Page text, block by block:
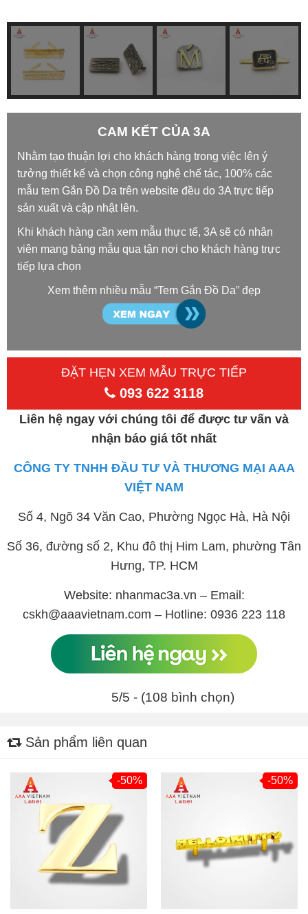
CAM KẾT CỦA 3A
Nhằm tạo thuận lợi cho khách hàng trong việc lên ý
tưởng thiết kế và chọn công nghệ chế tác, 100% các
mẫu tem Gắn Đồ Da trên website đều do 3A trực tiếp
sản xuất và cập nhật lên.
Khi khách hàng cần xem mẫu thực tế, 3A sẽ có nhân
viên mang bảng mẫu qua tận nơi cho khách hàng trực
tiếp lựa chọn
Xem thêm nhiều mẫu “Tem Gắn Đồ Da” đẹp
ĐẶT HẸN XEM MẪU TRỰC TIẾP
093 622 3118
Liên hệ ngay với chúng tôi để được tư vấn và
nhận báo giá tốt nhất
CÔNG TY TNHH ĐẦU TƯ VÀ THƯƠNG MẠI AAA
VIỆT NAM
Số 4, Ngõ 34 Văn Cao, Phường Ngọc Hà, Hà Nội
Số 36, đường số 2, Khu đô thị Him Lam, phường Tân
Hưng, TP. HCM
Website: nhanmac3a.vn – Email:
cskh@aaavietnam.com – Hotline: 0936 223 118
5/5 - (108 bình chọn)
Sản phẩm liên quan
-50% -50%